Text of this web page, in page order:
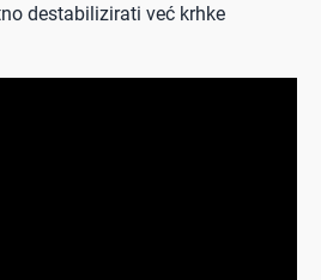
destabilizirati već krhke